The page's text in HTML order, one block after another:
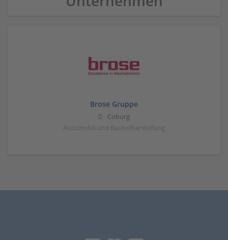
Brose Gruppe
Coburg
Automobil und Bauteilherstellung